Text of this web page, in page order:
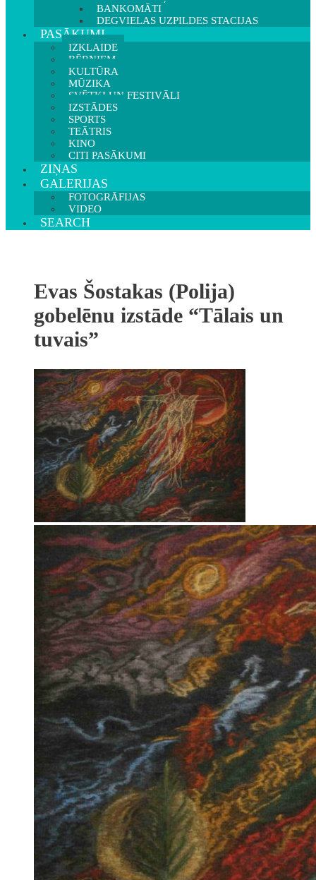
BANKOMĀTI
DEGVIELAS UZPILDES STACIJAS
PASĀKUMI
IZKLAIDE
BĒRNIEM
KULTŪRA
MŪZIKA
SVĒTKI UN FESTIVĀLI
IZSTĀDES
SPORTS
TEĀTRIS
KINO
CITI PASĀKUMI
ZIŅAS
GALERIJAS
FOTOGRĀFIJAS
VIDEO
SEARCH
Evas Šostakas (Polija)
gobelēnu izstāde “Tālais un
tuvais”